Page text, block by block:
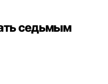
седьмым